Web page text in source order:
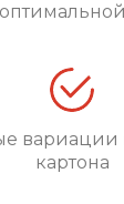
вариации
картона